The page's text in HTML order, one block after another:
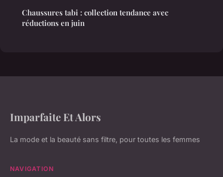
Chaussures tabi : collection tendance avec
réductions en juin
Imparfaite Et Alors
La mode et la beauté sans filtre, pour toutes les femmes
NAVIGATION